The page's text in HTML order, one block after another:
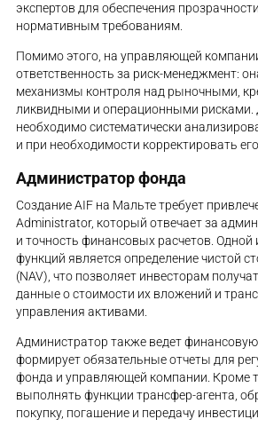
экспертов для обеспечения
нормативным требованиям.
Помимо этого, на управляющей
ответственность за риск-менеджмент:
механизмы контроля над рыночными,
ликвидными и операционными рисками.
необходимо систематически
и при необходимости корректировать
Администратор фонда
Создание AIF на Мальте требует
Administrator, который отвечает за
и точность финансовых расчетов. Одной
функций является определение чистой
(NAV), что позволяет инвесторам
данные о стоимости их вложений и
управления активами.
Администратор также ведет финансовую
формирует обязательные отчеты для
фонда и управляющей компании. Кроме
выполнять функции трансфер-агента,
покупку, погашение и передачу